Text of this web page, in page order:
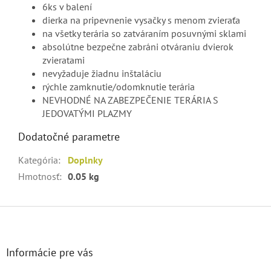
6ks v balení
dierka na pripevnenie vysačky s menom zvieraťa
na všetky terária so zatváraním posuvnými sklami
absolútne bezpečne zabráni otváraniu dvierok
zvieratami
nevyžaduje žiadnu inštaláciu
rýchle zamknutie/odomknutie terária
NEVHODNÉ NA ZABEZPEČENIE TERÁRIA S
JEDOVATÝMI PLAZMY
Dodatočné parametre
Kategória:
Doplnky
Hmotnosť: 0.05 kg
Informácie pre vás